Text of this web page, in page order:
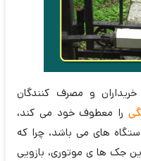
و مصرف کنندگان
را معطوف خود می کند،
های می باشد، چرا که
جک ها ی موتوری، بازویی